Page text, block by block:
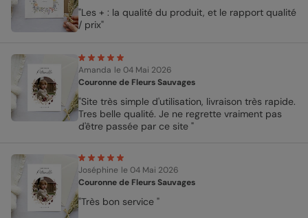
"Les + : la qualité du produit, et le rapport qualité
/ prix"
Amanda le 04 Mai 2026
Couronne de Fleurs Sauvages
"Site très simple d'utilisation, livraison très rapide.
Tres belle qualité. Je ne regrette vraiment pas
d'être passée par ce site "
Joséphine le 04 Mai 2026
Couronne de Fleurs Sauvages
"Très bon service "